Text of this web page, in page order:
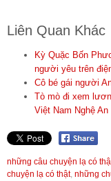
Liên Quan Khác
Kỳ Quặc Bốn
người yêu trên
Cô bé gái người
Tò mò đi xem
Việt Nam Nghệ An
những câu chuyện lạ có
chuyện lạ có thật, những